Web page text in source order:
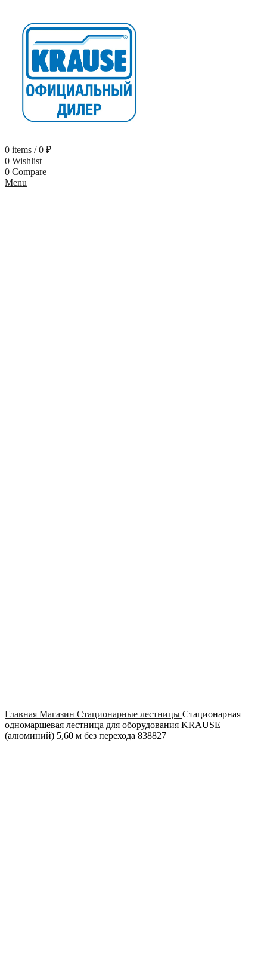
0 items / 0 ₽
0 Wishlist
0 Compare
Menu
Главная Магазин Стационарные лестницы Стационарная
одномаршевая лестница для оборудования KRAUSE
(алюминий) 5,60 м без перехода 838827